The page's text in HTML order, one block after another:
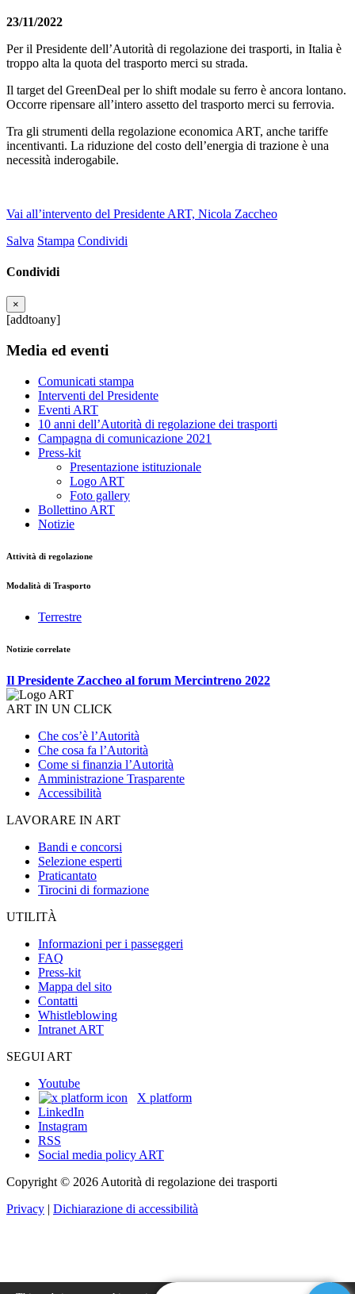
23/11/2022
Per il Presidente dell’Autorità di regolazione dei trasporti, in Italia è
troppo alta la quota del trasporto merci su strada.
Il target del GreenDeal per lo shift modale su ferro è ancora lontano.
Occorre ripensare all’intero assetto del trasporto merci su ferrovia.
Tra gli strumenti della regolazione economica ART, anche tariffe
incentivanti. La riduzione del costo dell’energia di trazione è una
necessità inderogabile.
Vai all’intervento del Presidente ART, Nicola Zaccheo
Salva Stampa Condividi
Condividi
×
[addtoany]
Media ed eventi
Comunicati stampa
Interventi del Presidente
Eventi ART
10 anni dell’Autorità di regolazione dei trasporti
Campagna di comunicazione 2021
Press-kit
Presentazione istituzionale
Logo ART
Foto gallery
Bollettino ART
Notizie
Attività di regolazione
Modalità di Trasporto
Terrestre
Notizie correlate
Il Presidente Zaccheo al forum Mercintreno 2022
ART IN UN CLICK
Che cos’è l’Autorità
Che cosa fa l’Autorità
Come si finanzia l’Autorità
Amministrazione Trasparente
Accessibilità
LAVORARE IN ART
Bandi e concorsi
Selezione esperti
Praticantato
Tirocini di formazione
UTILITÀ
Informazioni per i passeggeri
FAQ
Press-kit
Mappa del sito
Contatti
Whistleblowing
Intranet ART
SEGUI ART
Youtube
X platform
LinkedIn
Instagram
RSS
Social media policy ART
Copyright © 2026 Autorità di regolazione dei trasporti
Privacy | Dichiarazione di accessibilità